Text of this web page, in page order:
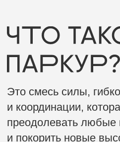
+7 918 073-79-10